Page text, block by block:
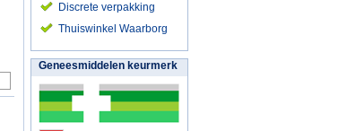
Discrete verpakking
Thuiswinkel Waarborg
Geneesmiddelen keurmerk